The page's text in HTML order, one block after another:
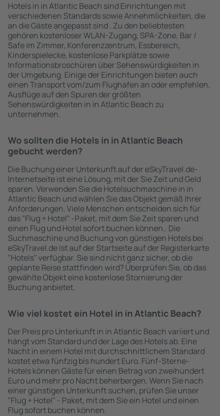
Hotels in in Atlantic Beach sind Einrichtungen mit
verschiedenen Standards sowie Annehmlichkeiten, die
an die Gäste angepasst sind . Zu den beliebtesten
gehören kostenloser WLAN-Zugang, SPA-Zone, Bar /
Safe im Zimmer, Konferenzzentrum, Essbereich,
Kinderspielecke, kostenlose Parkplätze sowie
Informationsbroschüren über Sehenswürdigkeiten in
der Umgebung. Einige der Einrichtungen bieten auch
einen Transport vom/zum Flughafen an oder empfehlen,
Ausflüge auf den Spuren der größten
Sehenswürdigkeiten in in Atlantic Beach zu
unternehmen.
Wo sollten die Hotels in in Atlantic Beach
gebucht werden?
Die Buchung einer Unterkunft auf der eSkyTravel.de-
Internetseite ist eine Lösung, mit der Sie Zeit und Geld
sparen. Verwenden Sie die Hotelsuchmaschine in in
Atlantic Beach und wählen Sie das Objekt gemäß Ihrer
Anforderungen. Viele Menschen entscheiden sich für
das "Flug + Hotel" -Paket, mit dem Sie Zeit sparen und
einen Flug und Hotel sofort buchen können.. Die
Suchmaschine und Buchung von günstigen Hotels bei
eSkyTravel.de ist auf der Startseite auf der Registerkarte
"Hotels" verfügbar. Sie sind nicht ganz sicher, ob die
geplante Reise stattfinden wird? Überprüfen Sie, ob das
gewählte Objekt eine kostenlose Stornierung der
Buchung anbietet.
Wie viel kostet ein Hotel in in Atlantic Beach?
Der Preis pro Unterkunft in in Atlantic Beach variiert und
hängt vom Standard und der Lage des Hotels ab. Eine
Nacht in einem Hotel mit durchschnittlichem Standard
kostet etwa fünfzig bis hundert Euro. Fünf-Sterne-
Hotels können Gäste für einen Betrag von zweihundert
Euro und mehr pro Nacht beherbergen. Wenn Sie nach
einer günstigen Unterkunft suchen, prüfen Sie unser
"Flug + Hotel" - Paket, mit dem Sie ein Hotel und einen
Flug sofort buchen können.